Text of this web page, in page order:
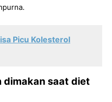
Picu Kolesterol
dimakan saat diet